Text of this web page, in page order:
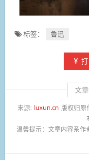
标签： 鲁迅
文
来源: luxun.cn 版权归原
温馨提示： 文章内容系作